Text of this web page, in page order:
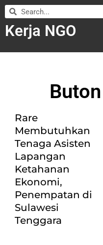
Kerja NGO
Rare
Membutuhkan
Tenaga Asisten
Lapangan
Ketahanan
Ekonomi,
Penempatan di
Sulawesi
Tenggara